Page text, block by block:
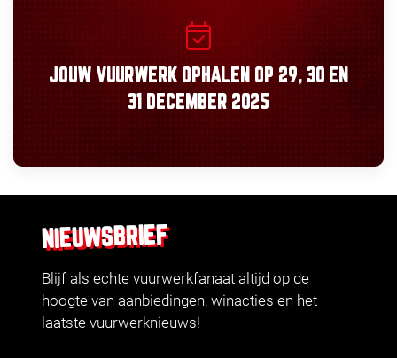
JOUW VUURWERK OPHALEN OP 29, 30 EN
31 DECEMBER 2025
NIEUWSBRIEF
Blijf als echte vuurwerkfanaat altijd op de
hoogte van aanbiedingen, winacties en het
laatste vuurwerknieuws!